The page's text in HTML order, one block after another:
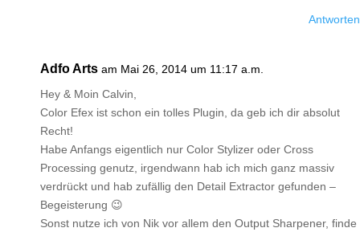
Antworten
Adfo Arts am Mai 26, 2014 um 11:17 a.m.
Hey & Moin Calvin,
Color Efex ist schon ein tolles Plugin, da geb ich dir absolut
Recht!
Habe Anfangs eigentlich nur Color Stylizer oder Cross
Processing genutz, irgendwann hab ich mich ganz massiv
verdrückt und hab zufällig den Detail Extractor gefunden –
Begeisterung 😉
Sonst nutze ich von Nik vor allem den Output Sharpener, finde